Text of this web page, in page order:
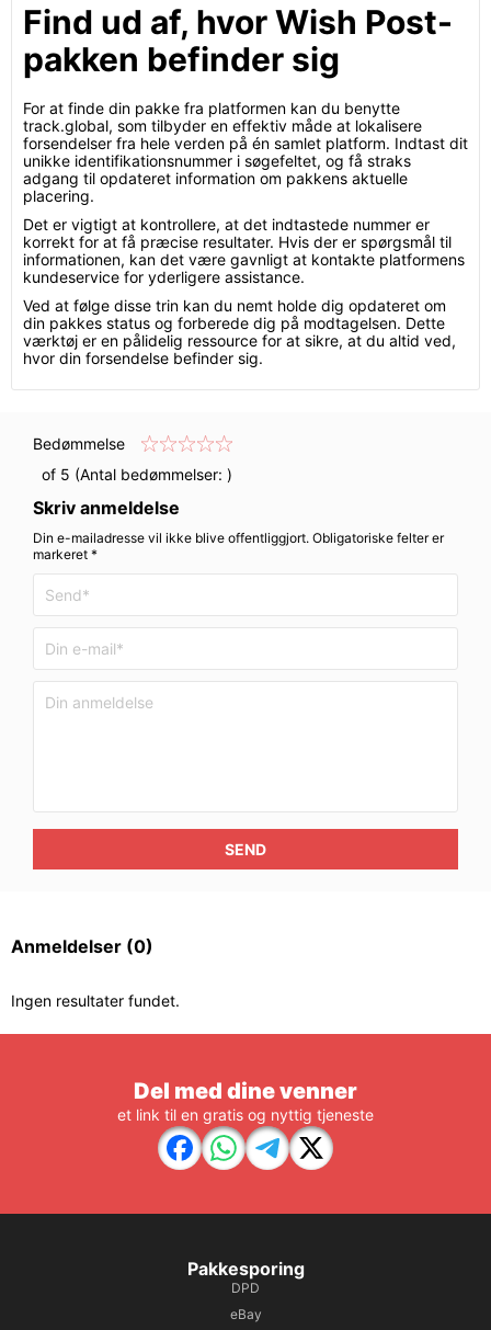
Find ud af, hvor Wish Post-
pakken befinder sig
For at finde din pakke fra platformen kan du benytte
track.global, som tilbyder en effektiv måde at lokalisere
forsendelser fra hele verden på én samlet platform. Indtast dit
unikke identifikationsnummer i søgefeltet, og få straks
adgang til opdateret information om pakkens aktuelle
placering.
Det er vigtigt at kontrollere, at det indtastede nummer er
korrekt for at få præcise resultater. Hvis der er spørgsmål til
informationen, kan det være gavnligt at kontakte platformens
kundeservice for yderligere assistance.
Ved at følge disse trin kan du nemt holde dig opdateret om
din pakkes status og forberede dig på modtagelsen. Dette
værktøj er en pålidelig ressource for at sikre, at du altid ved,
hvor din forsendelse befinder sig.
Bedømmelse
of 5 (Antal bedømmelser: )
Skriv anmeldelse
Din e-mailadresse vil ikke blive offentliggjort. Obligatoriske felter er
markeret *
SEND
Anmeldelser (0)
Ingen resultater fundet.
Del med dine venner
et link til en gratis og nyttig tjeneste
Pakkesporing
DPD
eBay